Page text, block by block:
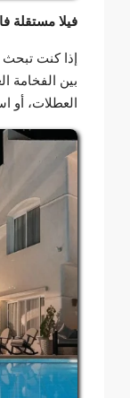
فيلا مستقلة
إذا كنت
العطلات، أو